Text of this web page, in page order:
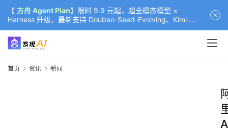
【 方舟 Agent Plan】限时 9.9 元起，超全模态模型 ×
Harness 升级，最新支持 Doubao-Seed-Evolving、Kimi-
K3（部分）、GLM-5.2
首页 资讯 新闻
A